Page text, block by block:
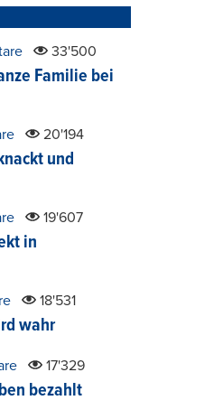
33'500
Familie bei
20'194
und
19'607
in
18'531
wahr
17'329
bezahlt